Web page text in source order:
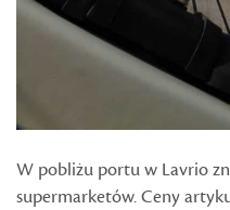
W pobliżu portu w Lavrio
supermarketów. Ceny